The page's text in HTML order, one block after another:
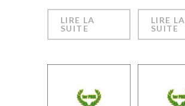
LIRE LA
SUITE
LIRE LA
SUITE